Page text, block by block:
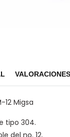
Migsa
tipo 304.
del no. 12.